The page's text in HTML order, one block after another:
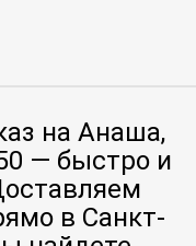
на Анаша,
— быстро и
в Санкт-